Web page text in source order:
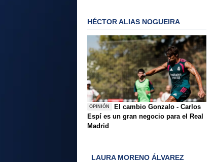
HÉCTOR ALIAS NOGUEIRA
OPINIÓN
El cambio Gonzalo - Carlos
Espí es un gran negocio para el Real
Madrid
LAURA MORENO ÁLVAREZ